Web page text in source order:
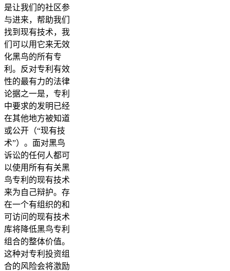
是让我们的社区参
与进来，帮助我们
找到现有技术，我
们可以用它来无效
化黑鸟的所有专
利。反对专利有效
性的最有力的法律
论据之一是，专利
中要求的发明已经
在其他地方被知道
或公开（“现有技
术”）。面对黑鸟
诉讼的任何人都可
以使用所有有关黑
鸟专利的现有技术
来为自己辩护。存
在一个有组织的和
可访问的现有技术
库将降低黑鸟专利
组合的整体价值。
这种对专利投资组
合的风险会将激励